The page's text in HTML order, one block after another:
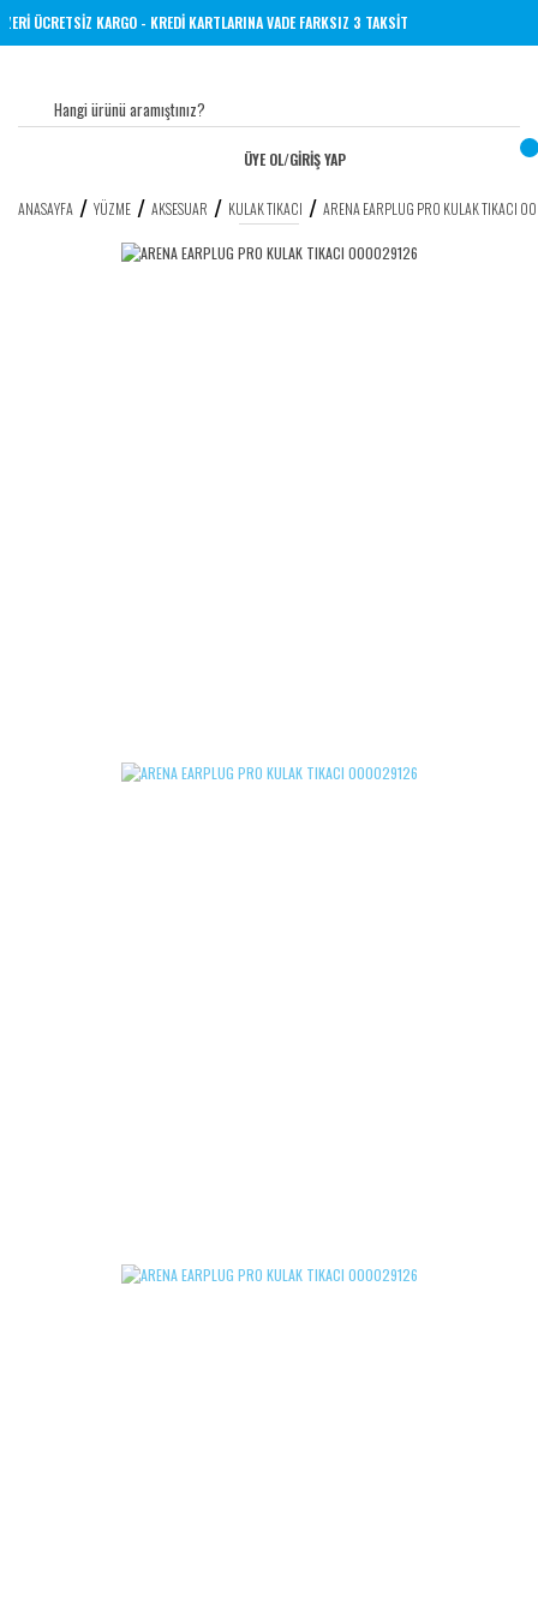
ÜZERİ ÜCRETSİZ KARGO - KREDİ KARTLARINA VADE FARKSIZ 3 TAKSİT
ÜYE OL/GİRİŞ YAP
ANASAYFA YÜZME AKSESUAR KULAK TIKACI ARENA EARPLUG PRO KULAK TIKACI